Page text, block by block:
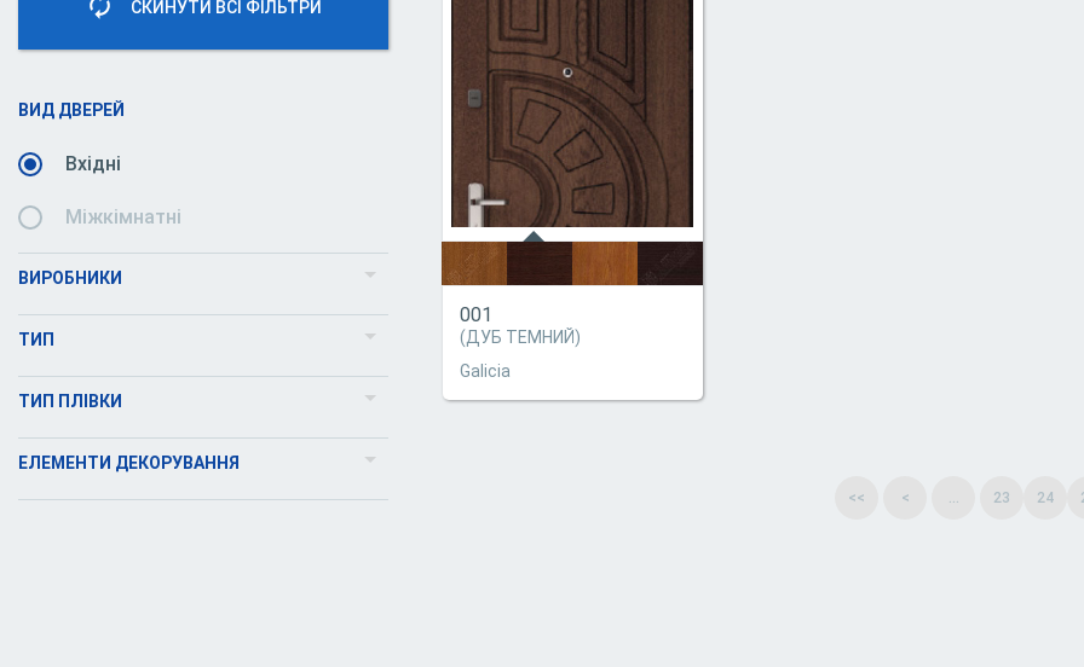
СКИНУТИ ВСІ ФІЛЬТРИ
ВИД ДВЕРЕЙ
Вхідні
Міжкімнатні
ВИРОБНИКИ
Українські двері ТМ GALICIA
Столичні Двері
ТИП
МДФ
ТИП ПЛІВКИ
Квартирна
ЕЛЕМЕНТИ ДЕКОРУВАННЯ
001
(ДУБ ТЕМНИЙ)
Galicia
<< < ... 23 24